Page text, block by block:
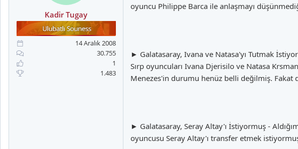
t
a
n
a
r
i
Kadir Tugay
14 Aralık 2008
30.755
1
1.483
oyuncu Philippe Barca ile anlaşmayı
► Galatasaray, Ivana ve Natasa'yı Tutmak
Sırp oyuncuları Ivana Djerisilo ve Natasa
Menezes'in durumu henüz belli değilmiş. Fakat
► Galatasaray, Seray Altay'ı İstiyormuş -
oyuncusu Seray Altay'ı transfer etmek